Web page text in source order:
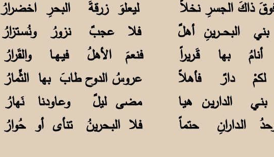
ذاكَ الجسرِ نخلاً ليعلوَ زرقةَ البحرِ اخضرارُ
بني البحـــرينِ أهلٌ فلا عجبٌ نزورُ ونُسـتزارُ
أنامُ بها قَـريراً فنعمَ الأهلُ فيـهــا والقَرارُ
لكمْ دارٌ فأهلاً عروسُ الدوح طابَ بها الثِّمارُ
بنـي الداريـن هيـا مضى ليلٌ وعـاودنا نَهارُ
الـدارانِ حتماً فلا البـحرينُ تنأى أو حُوارُ